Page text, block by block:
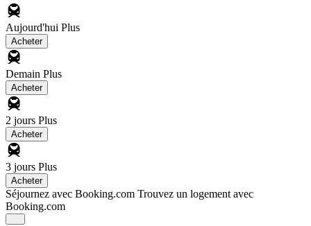
Aujourd'hui Plus
Acheter
Demain Plus
Acheter
2 jours Plus
Acheter
3 jours Plus
Acheter
Séjournez avec Booking.com Trouvez un logement avec
Booking.com